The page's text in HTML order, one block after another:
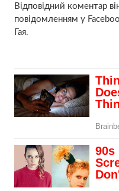
Відповідний коментар
повідомленням у
Гая.